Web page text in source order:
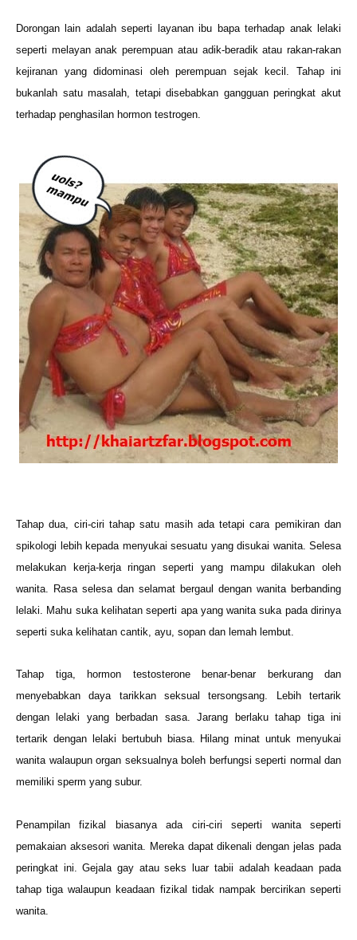
Dorongan lain adalah seperti layanan ibu bapa terhadap anak lelaki
seperti melayan anak perempuan atau adik-beradik atau rakan-rakan
kejiranan yang didominasi oleh perempuan sejak kecil. Tahap ini
bukanlah satu masalah, tetapi disebabkan gangguan peringkat akut
terhadap penghasilan hormon testrogen.
Tahap dua, ciri-ciri tahap satu masih ada tetapi cara pemikiran dan
spikologi lebih kepada menyukai sesuatu yang disukai wanita. Selesa
melakukan kerja-kerja ringan seperti yang mampu dilakukan oleh
wanita. Rasa selesa dan selamat bergaul dengan wanita berbanding
lelaki. Mahu suka kelihatan seperti apa yang wanita suka pada dirinya
seperti suka kelihatan cantik, ayu, sopan dan lemah lembut.
Tahap tiga, hormon testosterone benar-benar berkurang dan
menyebabkan daya tarikkan seksual tersongsang. Lebih tertarik
dengan lelaki yang berbadan sasa. Jarang berlaku tahap tiga ini
tertarik dengan lelaki bertubuh biasa. Hilang minat untuk menyukai
wanita walaupun organ seksualnya boleh berfungsi seperti normal dan
memiliki sperm yang subur.
Penampilan fizikal biasanya ada ciri-ciri seperti wanita seperti
pemakaian aksesori wanita. Mereka dapat dikenali dengan jelas pada
peringkat ini. Gejala gay atau seks luar tabii adalah keadaan pada
tahap tiga walaupun keadaan fizikal tidak nampak bercirikan seperti
wanita.